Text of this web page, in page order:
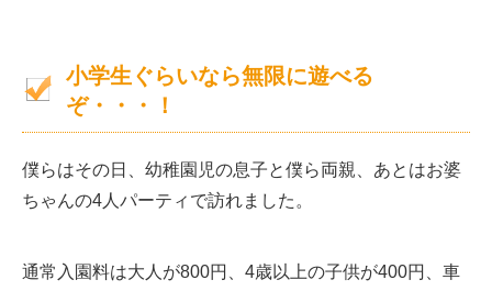
小学生ぐらいなら無限に遊べる
ぞ・・・！
僕らはその日、幼稚園児の息子と僕ら両親、あとはお婆
ちゃんの4人パーティで訪れました。
通常入園料は大人が800円、4歳以上の子供が400円、車